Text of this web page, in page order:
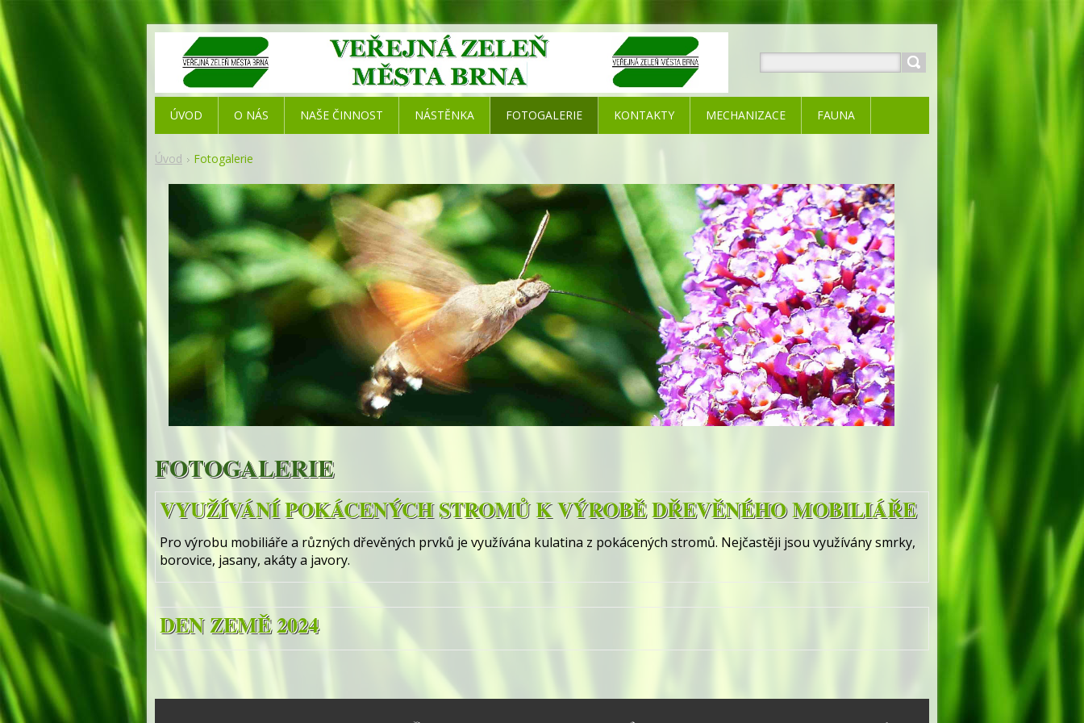
Úvod Fotogalerie
FOTOGALERIE
VYUŽÍVÁNÍ POKÁCENÝCH STROMŮ K VÝROBĚ DŘEVĚNÉHO MOBILIÁŘE
Pro výrobu mobiliáře a různých dřevěných prvků je využívána kulatina z pokácených stromů. Nejčastěji jsou využívány smrky,
borovice, jasany, akáty a javory.
DEN ZEMĚ 2024
ÚVOD O NÁS NAŠE ČINNOST NÁSTĚNKA FOTOGALERIE KONTAKTY MECHANIZACE FAUNA